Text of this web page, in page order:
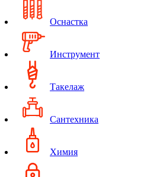
Оснастка
Инструмент
Такелаж
Сантехника
Химия